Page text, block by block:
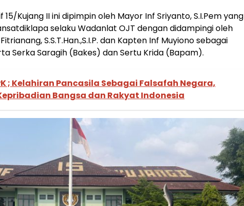
15/Kujang II ini dipimpin oleh Mayor Inf Sriyanto, S.I.Pem yang
selaku Wadanlat OJT dengan didampingi oleh
S.S.T.Han.,S.I.P. dan Kapten Inf Muyiono sebagai
Serka Saragih (Bakes) dan Sertu Krida (Bapam).
; Kelahiran Pancasila Sebagai Falsafah Negara,
Bangsa dan Rakyat Indonesia